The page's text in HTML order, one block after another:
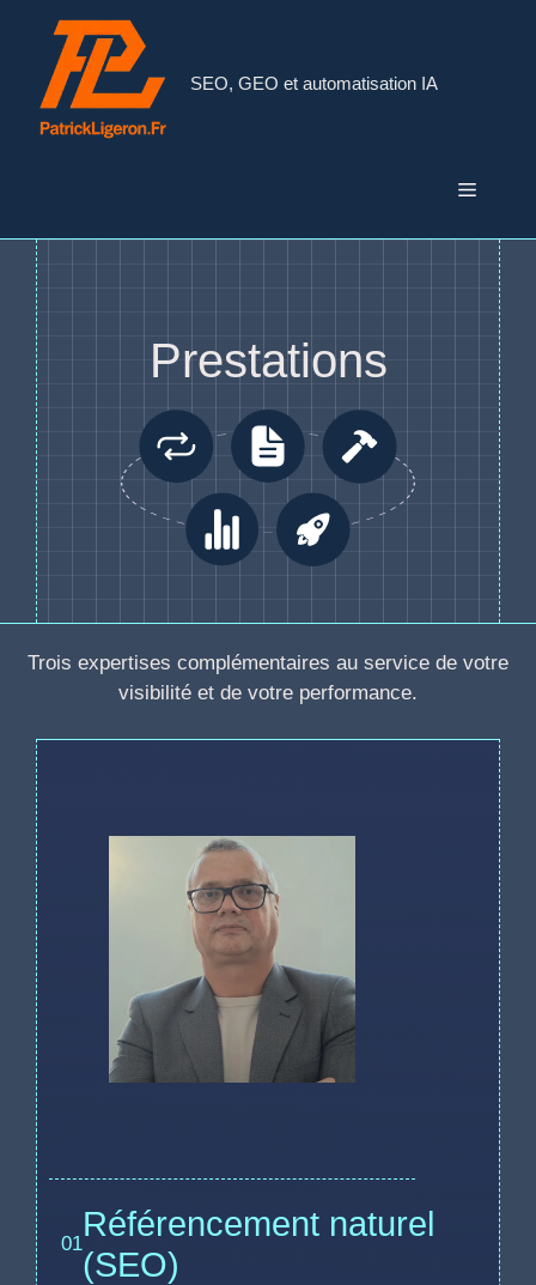
contenu
SEO, GEO et automatisation IA
Menu
Prestations
Trois expertises complémentaires au service de votre
visibilité et de votre performance.
01
Référencement naturel
(SEO)